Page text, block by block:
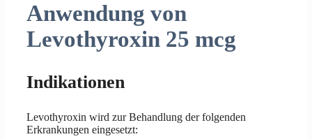
Anwendung von
Levothyroxin 25 mcg
Indikationen
Levothyroxin wird zur Behandlung der folgenden
Erkrankungen eingesetzt: